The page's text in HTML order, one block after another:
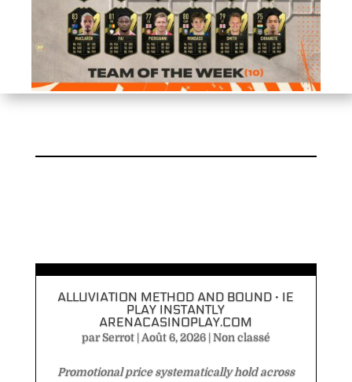
ALLUVIATION METHOD AND BOUND · IE
PLAY INSTANTLY
ARENACASINOPLAY.COM
parSerrot| Août 6, 2026|Non classé
Promotional price systematically hold across